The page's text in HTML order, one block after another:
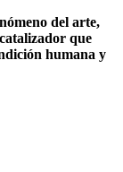
del arte,
que
humana y